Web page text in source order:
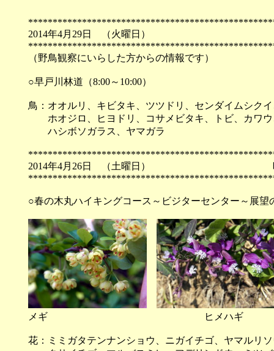
2014年4月29日 （火曜
（野鳥観察にいらした方からの情報です）
○早戸川林道（8:00～10:00）
鳥：オオルリ、キビタキ、ツツドリ、センダイムシク
ホオジロ、ヒヨドリ、コサメビタキ、トビ、カワウ
ハシボソガラス、ヤマガラ
2014年4月26日 （土
○春の木丸ハイキングコース～ビジターセンター～展望
メギ ヒメハギ
花：ミミガタテンナンショウ、ニガイチゴ、ヤマルリ